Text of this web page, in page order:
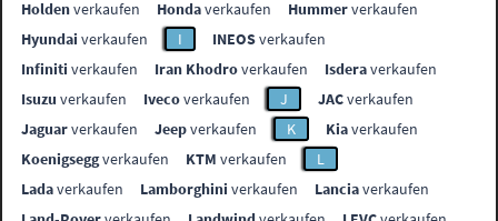
Holdenverkaufen Hondaverkaufen Hummerverkaufen
Hyundai verkaufen I INEOSverkaufen
Infiniti verkaufen Iran Khodroverkaufen Isderaverkaufen
Isuzu verkaufen Ivecoverkaufen J JACverkaufen
Jaguarverkaufen Jeepverkaufen K Kiaverkaufen
Koenigseggverkaufen KTM verkaufen
L
Ladaverkaufen Lamborghini verkaufen Lanciaverkaufen